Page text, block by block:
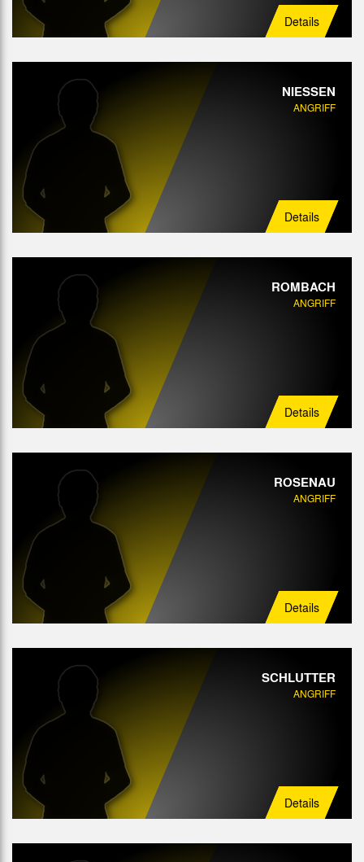
Details
NIESSEN
ANGRIFF
Details
ROMBACH
ANGRIFF
Details
ROSENAU
ANGRIFF
Details
SCHLUTTER
ANGRIFF
Details